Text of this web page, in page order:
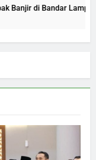
Banjir di Bandar